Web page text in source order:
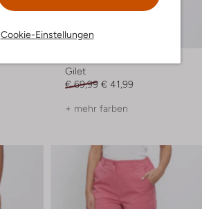
Cookie-Einstellungen
-40%
Gilet
€ 69,99 € 41,99
+ mehr farben